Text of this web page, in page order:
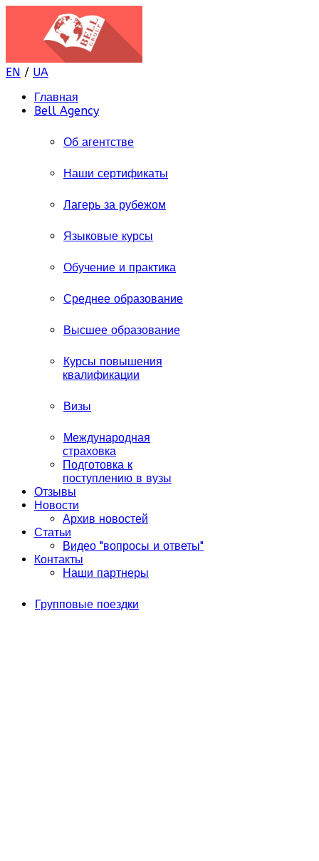
EN / UA
Главная
Bell Agency
Об агентстве
Наши сертификаты
Лагерь за рубежом
Языковые курсы
Обучение и практика
Среднее образование
Высшее образование
Курсы повышения
квалификации
Визы
Международная
страховка
Подготовка к
поступлению в вузы
Отзывы
Новости
Архив новостей
Статьи
Видео "вопросы и ответы"
Контакты
Наши партнеры
Групповые поездки